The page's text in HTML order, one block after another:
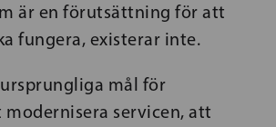
är en förutsättning för att
fungera, existerar inte.
mål för
servicen, att